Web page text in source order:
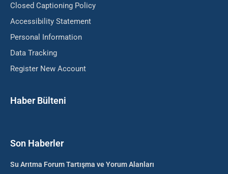
Closed Captioning Policy
Accessibility Statement
Personal Information
Data Tracking
Register New Account
Haber Bülteni
Son Haberler
Su Arıtma Forum Tartışma ve Yorum Alanları